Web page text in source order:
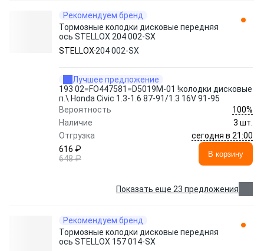
Рекомендуем бренд
Тормозные колодки дисковые передняя
ось STELLOX 204 002-SX
STELLOX 204 002-SX
Лучшее предложение
193 02=FO447581=D5019M-01 !колодки дисковые
п.\ Honda Civic 1.3-1.6 87-91/1.3 16V 91-95
Вероятность
100%
Наличие
3 шт.
Отгрузка
сегодня в 21:00
616 ₽
648 ₽
В корзину
Показать еще 23 предложения
Рекомендуем бренд
Тормозные колодки дисковые передняя
ось STELLOX 157 014-SX